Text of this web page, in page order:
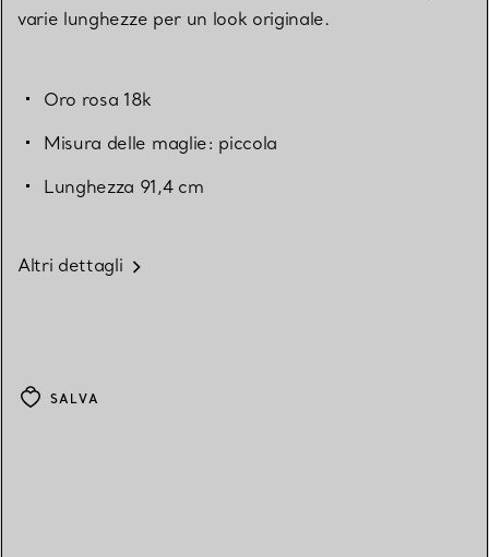
varie lunghezze per un look originale.
Oro rosa 18k
Misura delle maglie: piccola
Lunghezza 91,4 cm
Altri dettagli
SALVA